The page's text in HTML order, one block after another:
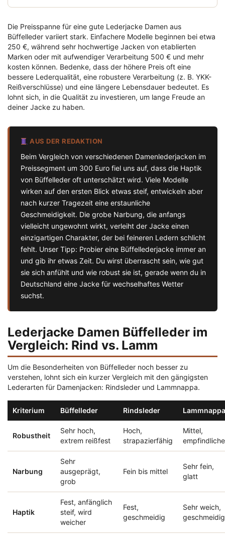
Die Preisspanne für eine gute Lederjacke Damen aus
Büffelleder variiert stark. Einfachere Modelle beginnen bei etwa
250 €, während sehr hochwertige Jacken von etablierten
Marken oder mit aufwendiger Verarbeitung 500 € und mehr
kosten können. Bedenke, dass der höhere Preis oft eine
bessere Lederqualität, eine robustere Verarbeitung (z. B. YKK-
Reißverschlüsse) und eine längere Lebensdauer bedeutet. Es
lohnt sich, in die Qualität zu investieren, um lange Freude an
deiner Jacke zu haben.
AUS DER REDAKTION
Beim Vergleich von verschiedenen Damenlederjacken im
Preissegment um 300 Euro fiel uns auf, dass die Haptik
von Büffelleder oft unterschätzt wird. Viele Modelle
wirken auf den ersten Blick etwas steif, entwickeln aber
nach kurzer Tragezeit eine erstaunliche
Geschmeidigkeit. Die grobe Narbung, die anfangs
vielleicht ungewohnt wirkt, verleiht der Jacke einen
einzigartigen Charakter, der bei feineren Ledern schlicht
fehlt. Unser Tipp: Probier eine Büffellederjacke immer an
und gib ihr etwas Zeit. Du wirst überrascht sein, wie gut
sie sich anfühlt und wie robust sie ist, gerade wenn du in
Deutschland eine Jacke für wechselhaftes Wetter
suchst.
Lederjacke Damen Büffelleder im
Vergleich: Rind vs. Lamm
Um die Besonderheiten von Büffelleder noch besser zu
verstehen, lohnt sich ein kurzer Vergleich mit den gängigsten
Lederarten für Damenjacken: Rindsleder und Lammnappa.
Kriterium Büffelleder Rindsleder Lammnappa
Robustheit
Sehr hoch,
extrem reißfest
Hoch,
strapazierfähig
Mittel,
Narbung
Sehr
ausgeprägt,
grob
Fein bis mittel
Sehr fein,
glatt
Haptik
Fest, anfänglich
steif, wird
weicher
Fest,
geschmeidig
Sehr weich,
geschmeidig